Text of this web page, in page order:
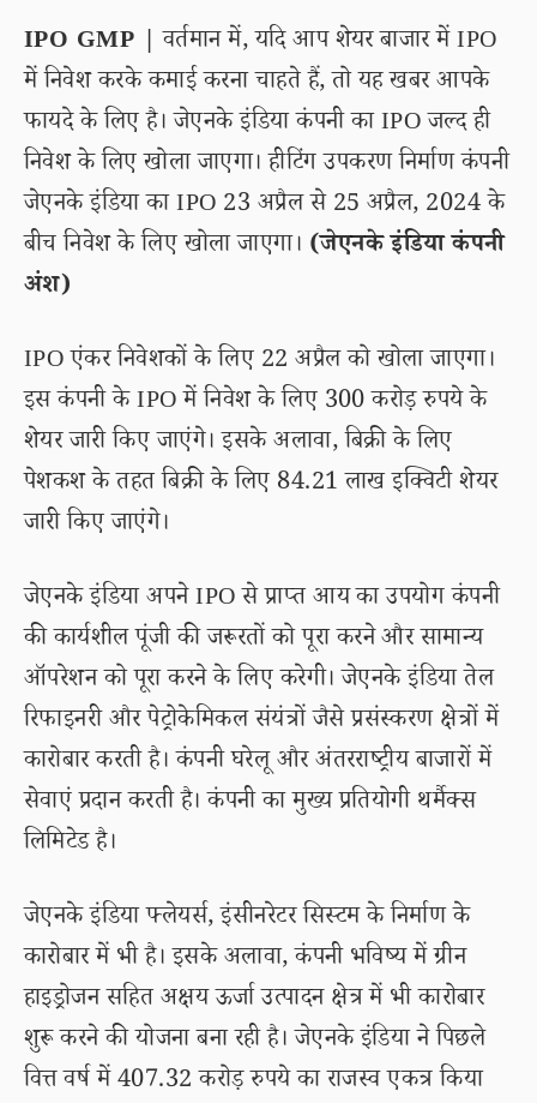
IPO GMP | वर्तमान में, यदि आप शेयर बाजार में IPO
में निवेश करके कमाई करना चाहते हैं, तो यह खबर आपके
फायदे के लिए है। जेएनके इंडिया कंपनी का IPO जल्द ही
निवेश के लिए खोला जाएगा। हीटिंग उपकरण निर्माण कंपनी
जेएनके इंडिया का IPO 23 अप्रैल से 25 अप्रैल, 2024 के
बीच निवेश के लिए खोला जाएगा। (जेएनके इंडिया कंपनी
अंश)
IPO एंकर निवेशकों के लिए 22 अप्रैल को खोला जाएगा।
इस कंपनी के IPO में निवेश के लिए 300 करोड़ रुपये के
शेयर जारी किए जाएंगे। इसके अलावा, बिक्री के लिए
पेशकश के तहत बिक्री के लिए 84.21 लाख इक्विटी शेयर
जारी किए जाएंगे।
जेएनके इंडिया अपने IPO से प्राप्त आय का उपयोग कंपनी
की कार्यशील पूंजी की जरूरतों को पूरा करने और सामान्य
ऑपरेशन को पूरा करने के लिए करेगी। जेएनके इंडिया तेल
रिफाइनरी और पेट्रोकेमिकल संयंत्रों जैसे प्रसंस्करण क्षेत्रों में
कारोबार करती है। कंपनी घरेलू और अंतरराष्ट्रीय बाजारों में
सेवाएं प्रदान करती है। कंपनी का मुख्य प्रतियोगी थर्मैक्स
लिमिटेड है।
जेएनके इंडिया फ्लेयर्स, इंसीनरेटर सिस्टम के निर्माण के
कारोबार में भी है। इसके अलावा, कंपनी भविष्य में ग्रीन
हाइड्रोजन सहित अक्षय ऊर्जा उत्पादन क्षेत्र में भी कारोबार
शुरू करने की योजना बना रही है। जेएनके इंडिया ने पिछले
वित्त वर्ष में 407.32 करोड़ रुपये का राजस्व एकत्र किया